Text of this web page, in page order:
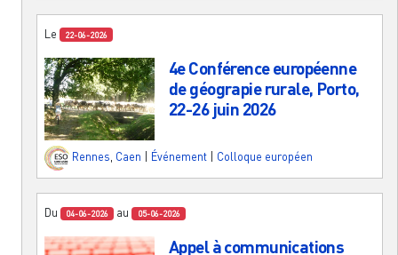
Le 22-06-2026
4e Conférence européenne
de géograpie rurale, Porto,
22-26 juin 2026
Rennes, Caen Événement Colloque européen
Du 04-06-2026 au 05-06-2026
Appel à communications